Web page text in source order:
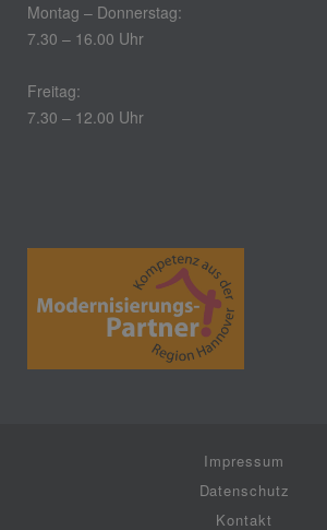
Montag – Donnerstag:
7.30 – 16.00 Uhr
Freitag:
7.30 – 12.00 Uhr
Impressum
Datenschutz
Kontakt